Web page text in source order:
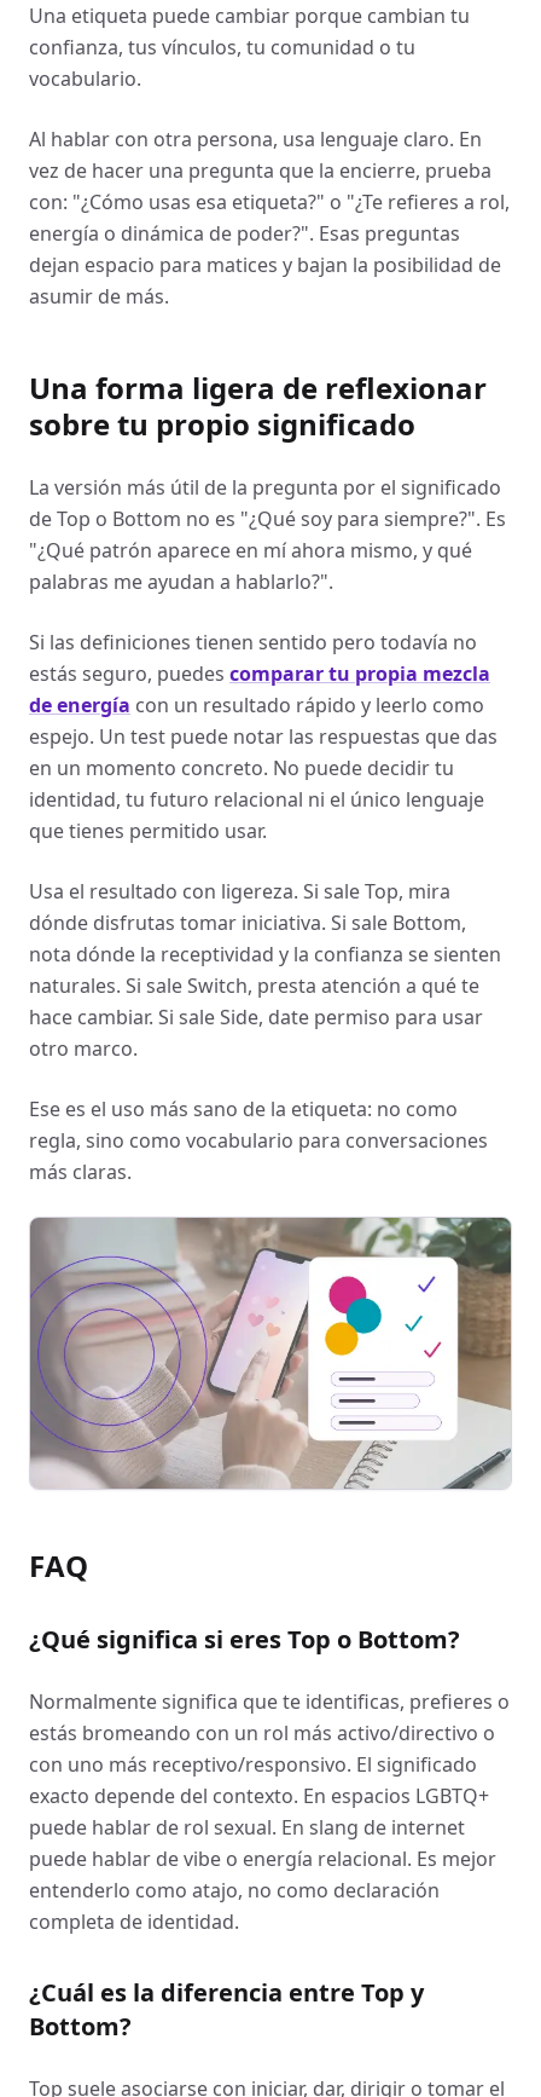
Una etiqueta puede cambiar porque cambian tu
confianza, tus vínculos, tu comunidad o tu
vocabulario.
Al hablar con otra persona, usa lenguaje claro. En
vez de hacer una pregunta que la encierre, prueba
con: "¿Cómo usas esa etiqueta?" o "¿Te refieres a rol,
energía o dinámica de poder?". Esas preguntas
dejan espacio para matices y bajan la posibilidad de
asumir de más.
Una forma ligera de reflexionar
sobre tu propio significado
La versión más útil de la pregunta por el significado
de Top o Bottom no es "¿Qué soy para siempre?". Es
"¿Qué patrón aparece en mí ahora mismo, y qué
palabras me ayudan a hablarlo?".
Si las definiciones tienen sentido pero todavía no
estás seguro, puedes comparar tu propia mezcla
de energía con un resultado rápido y leerlo como
espejo. Un test puede notar las respuestas que das
en un momento concreto. No puede decidir tu
identidad, tu futuro relacional ni el único lenguaje
que tienes permitido usar.
Usa el resultado con ligereza. Si sale Top, mira
dónde disfrutas tomar iniciativa. Si sale Bottom,
nota dónde la receptividad y la confianza se sienten
naturales. Si sale Switch, presta atención a qué te
hace cambiar. Si sale Side, date permiso para usar
otro marco.
Ese es el uso más sano de la etiqueta: no como
regla, sino como vocabulario para conversaciones
más claras.
FAQ
¿Qué significa si eres Top o Bottom?
Normalmente significa que te identificas, prefieres o
estás bromeando con un rol más activo/directivo o
con uno más receptivo/responsivo. El significado
exacto depende del contexto. En espacios LGBTQ+
puede hablar de rol sexual. En slang de internet
puede hablar de vibe o energía relacional. Es mejor
entenderlo como atajo, no como declaración
completa de identidad.
¿Cuál es la diferencia entre Top y
Bottom?
Top suele asociarse con iniciar, dar, dirigir o tomar el